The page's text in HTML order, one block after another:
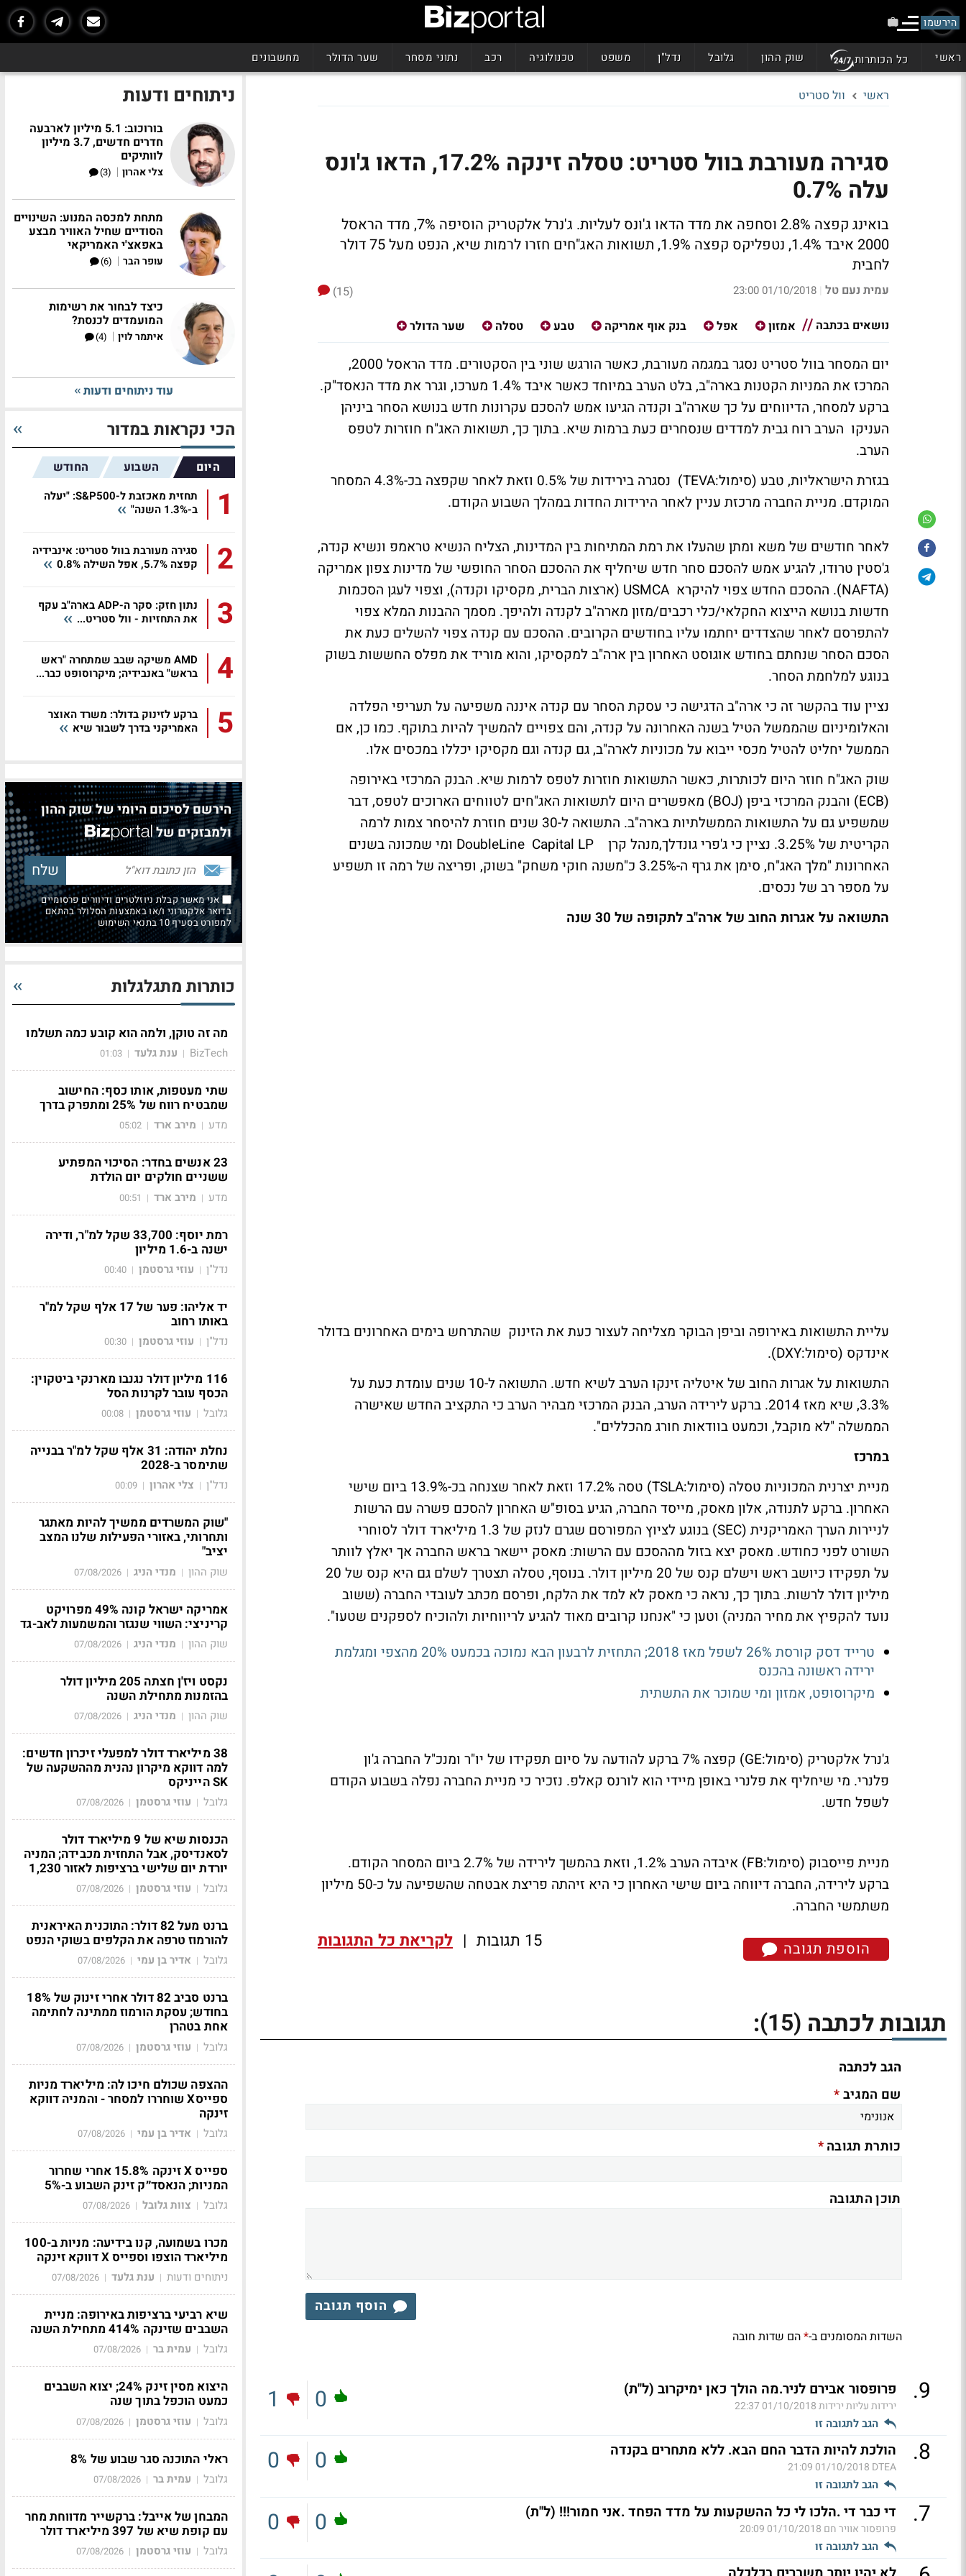
הירשמו
ראשי כל הכותרות שוק ההון גלובל נדל"ן משפט טכנולוגיה רכב נתוני מסחר שער הדולר מחשבונים
ראשי וול סטריט
סגירה מעורבת בוול סטריט: טסלה זינקה 17.2%, הדאו ג'ונס
עלה 0.7%
בואינג קפצה 2.8% וסחפה את מדד הדאו ג'ונס לעליות. ג'נרל אלקטריק הוסיפה 7%, מדד הראסל
2000 איבד 1.4%, נטפליקס קפצה 1.9%, תשואות האג"חים חזרו לרמות שיא, הנפט מעל 75 דולר
לחבית
עמית נעם טל |
01/10/2018 23:00
(15)
נושאים בכתבה
אמזון אפל בנק אוף אמריקה טבע טסלה שער הדולר
יום המסחר בוול סטריט נסגר במגמה מעורבת, כאשר הורגש שוני בין הסקטורים. מדד הראסל 2000,
המרכז את המניות הקטנות בארה"ב, בלט הערב במיוחד כאשר איבד 1.4% מערכו, וגרר את מדד הנאסד"ק.
ברקע למסחר, הדיווחים על כך שארה"ב וקנדה הגיעו אמש להסכם עקרונות חדש בנושא הסחר ביניהן
העניקו הערב רוח גבית למדדים שנסחרים כעת ברמות שיא. בתוך כך, תשואות האג"ח חוזרות לטפס
הערב.
בגזרת הישראליות, טבע (סימול:TEVA) נסגרה בירידות של 0.5% וזאת לאחר שקפצה בכ-4.3% המסחר
המוקדם. מניית החברה מרכזת עניין לאחר הירידות החדות במהלך השבוע הקודם.
לאחר חודשים של משא ומתן שהעלו את רמת המתיחות בין המדינות, הצליח הנשיא טראמפ ונשיא קנדה,
ג'סטין טרודו, להגיע אמש להסכם סחר חדש שיחליף את ההסכם הסחר החופשי של מדינות צפון אמריקה
(NAFTA). ההסכם החדש צפוי להיקרא USMCA (ארצות הברית, מקסיקו וקנדה), וצפוי לעגן הסכמות
חדשות בנושא הייצוא החקלאי/כלי רכבים/מזון מארה"ב לקנדה ולהיפך. מסמך ההבנות המלא צפוי
להתפרסם לאחר שהצדדים יחתמו עליו בחודשים הקרובים. ההסכם עם קנדה צפוי להשלים כעת את
הסכם הסחר שנחתם בחודש אוגוסט האחרון בין ארה"ב למקסיקו, והוא מוריד את מפלס החששות בשוק
בנוגע למלחמת הסחר.
נציין עוד בהקשר זה כי ארה"ב הדגישה כי עסקת הסחר עם קנדה איננה משפיעה על תעריפי הפלדה
והאלומיניום שהממשל הטיל בשנה האחרונה על קנדה, והם צפויים להמשיך להיות בתוקף. כמו כן, אם
הממשל יחליט להטיל מכסי ייבוא על מכוניות לארה"ב, גם קנדה וגם מקסיקו יכללו במכסים אלו.
שוק האג"ח חוזר היום לכותרות, כאשר התשואות חוזרות לטפס לרמות שיא. הבנק המרכזי באירופה
(ECB) והבנק המרכזי ביפן (BOJ) מאפשרים היום לתשואות האג"חים לטווחים הארוכים לטפס, דבר
שמשפיע גם על התשואות הממשלתיות בארה"ב. התשואה ל-30 שנים חוזרת להיסחר צמות לרמה
הקריטית של 3.25%. נציין כי ג'פרי גונדלך,מנהל קרן DoubleLine Capital LP ומי שמכונה בשנים
האחרונות "מלך האג"ח, סימן את גרף ה-3.25% כ"משנה חוקי משחק" בשוק, ופריצה של רמה זו תשפיע
על מספר רב של נכסים.
התשואה על אגרות החוב של ארה"ב לתקופה של 30 שנה
עליית התשואות באירופה וביפן הבוקר מצליחה לעצור כעת את הזינוק שהתרחש בימים האחרונים בדולר
אינדקס (סימול:DXY).
התשואות על אגרות החוב של איטליה זינקו הערב לשיא חדש. התשואה ל-10 שנים עומדת כעת על
3.3%, שיא מאז 2014. ברקע לירידה הערב, הבנק המרכזי מבהיר הערב כי התקציב החדש שאישרה
הממשלה "לא מוקבל, וכמעט בוודאות חורג מהכללים".
במרכז
מניית יצרנית המכוניות טסלה (סימול:TSLA) טסה 17.2% וזאת לאחר שצנחה בכ-13.9% ביום שישי
האחרון. ברקע לתנודה, אלון מאסק, מייסד החברה, הגיע בסופ"ש האחרון להסכם פשרה עם הרשות
לניירות הערך האמריקנית (SEC) בנוגע לציוץ המפורסם שגרם לנזק של 1.3 מיליארד דולר לסוחרי
השורט לפני כחודש. מאסק יצא בזול מההסכם עם הרשות: מאסק יישאר בראש החברה אך יאלץ לוותר
על תפקידו כיושב ראש וישלם קנס של 20 מיליון דולר. בנוסף, טסלה תצטרך לשלם גם היא קנס של 20
מיליון דולר לרשות. בתוך כך, נראה כי מאסק לא למד את הלקח, ופרסם מכתב לעובדי החברה (ששוב
נועד להקפיץ את מחיר המניה) וטען כי "אנחנו קרובים מאוד להגיע לריווחיות ולהוכיח לספקנים שטעו".
טרייד דסק קורסת 26% לשפל מאז 2018; התחזית לרבעון הבא נמוכה בכמעט 20% מהצפי ומגלמת
ירידה ראשונה בהכנס
מיקרוסופט, אמזון ומי שמוכר את התשתית
ג'נרל אלקטריק (סימול:GE) קפצה 7% ברקע להודעה על סיום תפקידו של יו"ר ומנכ"ל החברה ג'ון
פלנרי. מי שיחליף את פלנרי באופן מיידי הוא לורנס קאלפ. נזכיר כי מניית החברה נפלה בשבוע הקודם
לשפל חדש.
מניית פייסבוק (סימול:FB) איבדה הערב 1.2%, וזאת בהמשך לירידה של 2.7% ביום המסחר הקודם.
ברקע לירידה, החברה דיווחה ביום שישי האחרון כי היא זיהתה פריצת אבטחה שהשפיעה על כ-50 מיליון
משתמשי החברה.
הוספת תגובה 15 תגובות | לקריאת כל התגובות
תגובות לכתבה (15)
:
הגב לכתבה
שם המגיב*
כותרת תגובה*
תוכן התגובה
הוסף תגובה
השדות המסומנים ב-*הם שדות חובה
9
. פרופסור אבירם לניר.מה הולך כאן ימיקרוב (ל"ת)
ירידות עליות ירידות01/10/2018 22:37
הגב לתגובה זו
0
1
8
. הולכת להיות הדבר החם הבא. ללא מתחרים בקנדה
DTEA
01/10/2018 21:09
הגב לתגובה זו
0
0
7
. די כבר די .הלכו לי כל ההשקעות על מדד הפחד .אני חמור!!! (ל"ת)
פרופסור אוויר חם 01/10/2018 20:09
הגב לתגובה זו
0
0
ניתוחים ודעות
בורוכוב: 5.1 מיליון לארבעה
חדרים חדשים, 3.7 מיליון
לוותיקים
צלי אהרון |
(3)
מתחת למכסה המנוע: השינויים
הסודיים שחיל האוויר מבצע
באפאצ'י האמריקאי
עופר הבר |
(6)
כיצד לבחור את רשימות
המועמדים לכנסת?
איתמר לוין |
(4)
עוד ניתוחים ודעות
הכי נקראות במדור
היום השבוע החודש
1
תחזית מאכזבת ל-S&P500: "יעלה
ב-1.3% השנה"
2
סגירה מעורבת בוול סטריט: אינבידיה
קפצה 5.7%, אפל השילה 0.8%
3
נתון חזק: סקר ה-ADP בארה"ב עקף
את התחזיות - וול סטריט...
4
AMD משיקה שבב שמתחרה "ראש
בראש" באנבידיה; מיקרוסופט כבר...
5
ברקע לזינוק בדולר: משרד האוצר
האמריקני בדרך לשבור שיא
הירשם לסיכום היומי של שוק ההון
ולמבזקים של
אני מאשר קבלת ניוזלטרים ודיוורים פרסומיים
בדואר אלקטרוני ו/או באמצעות הסלולר בהתאם
למפורט בסעיף 10 בתנאי השימוש
כותרות מתגלגלות
מה זה טוקן, ולמה הוא קובע כמה תשלמו
BizTech
| ענת גלעד |
01:03
שתי מעטפות, אותו כסף: החישוב
שמבטיח רווח של 25% ומתפרק בדרך
מדע | מירב ארד |
05:02
23 אנשים בחדר: הסיכוי המפתיע
ששניים חולקים יום הולדת
מדע | מירב ארד |
00:51
רמת יוסף: 33,700 שקל למ"ר, ודירה
ישנה ב-1.6 מיליון
נדל"ן | עוזי גרסטמן |
00:40
יד אליהו: פער של 17 אלף שקל למ"ר
באותו רחוב
נדל"ן | עוזי גרסטמן |
00:30
116 מיליון דולר נגנבו מארנקי ביטקוין:
הכסף עובר לקרנות הסל
גלובל | עוזי גרסטמן |
00:08
נחלת יהודה: 31 אלף שקל למ"ר בבנייה
שתימסר ב-2028
נדל"ן | צלי אהרון |
00:09
"שוק המשרדים ממשיך להיות מאתגר
ותחרותי, באזורי הפעילות שלנו המצב
יציב"
שוק ההון | מנדי הניג |
07/08/2026
אמריקה ישראל קונה 49% מפרויקט
קריניצי: השווי שנגזר והמשמעות לאב-גד
שוק ההון | מנדי הניג |
07/08/2026
נקסט ויז'ן חצתה 205 מיליון דולר
בהזמנות מתחילת השנה
שוק ההון | מנדי הניג |
07/08/2026
38 מיליארד דולר למפעלי זיכרון חדשים:
למה דווקא מיקרון נהנית מההשקעה של
SK הייניקס
גלובל | עוזי גרסטמן |
07/08/2026
הכנסות שיא של 9 מיליארד דולר
לסאנדיסק, אבל התחזית מכבידה; המניה
יורדת יום שלישי ברציפות לאזור 1,230
גלובל | עוזי גרסטמן |
07/08/2026
ברנט מעל 82 דולר: התוכנית האיראנית
להורמוז טרפה את הקלפים בשוקי הנפט
גלובל | אדיר בן עמי |
07/08/2026
ברנט סביב 82 דולר אחרי זינוק של 18%
בחודש; עסקת הורמוז ממתינה לחתימה
אחת בטהרן
גלובל | עוזי גרסטמן |
07/08/2026
ההצפה שכולם חיכו לה: מיליארד מניות
ספייסX שוחררו למסחר - והמניה דווקא
זינקה
גלובל | אדיר בן עמי |
07/08/2026
ספייס X זינקה 15.8% אחרי שחרור
המניות; הנאסד״ק זינק השבוע ב-5%
גלובל | צוות גלובל |
07/08/2026
מכרו בשמועה, קנו בידיעה: מניות ב-100
מיליארד הוצפו וספייס X דווקא זינקה
ניתוחים ודעות | ענת גלעד |
07/08/2026
שיא רביעי ברציפות באירופה: מניית
השבבים שזינקה 414% מתחילת השנה
גלובל | עמית בר |
07/08/2026
היצוא מסין זינק 24%; יצוא השבבים
כמעט הוכפל בתוך שנה
גלובל | עוזי גרסטמן |
07/08/2026
ראלי התוכנה סגר שבוע של 8%
גלובל | עמית בר |
07/08/2026
המבחן של אייבל: ברקשייר מדווחת מחר
עם קופת שיא של 397 מיליארד דולר
גלובל | עוזי גרסטמן |
07/08/2026